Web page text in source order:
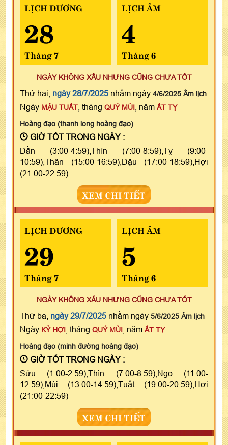
LỊCH DƯƠNG
28
Tháng 7
LỊCH ÂM
4
Tháng 6
NGÀY KHÔNG XẤU NHƯNG CŨNG CHƯA TỐT
Thứ hai, ngày 28/7/2025 nhằm ngày 4/6/2025 Âm lịch
Ngày MẬU TUẤT , tháng QUÝ MÙI , năm ẤT TỴ
Hoàng đạo (thanh long hoàng đạo)
GIỜ TỐT TRONG NGÀY :
Dần (3:00-4:59),Thìn (7:00-8:59),Tỵ (9:00-
10:59),Thân (15:00-16:59),Dậu (17:00-18:59),Hợi
(21:00-22:59)
XEM CHI TIẾT
LỊCH DƯƠNG
29
Tháng 7
LỊCH ÂM
5
Tháng 6
NGÀY KHÔNG XẤU NHƯNG CŨNG CHƯA TỐT
Thứ ba, ngày 29/7/2025 nhằm ngày 5/6/2025 Âm lịch
Ngày KỶ HỢI , tháng QUÝ MÙI , năm ẤT TỴ
Hoàng đạo (minh đường hoàng đạo)
GIỜ TỐT TRONG NGÀY :
Sửu (1:00-2:59),Thìn (7:00-8:59),Ngọ (11:00-
12:59),Mùi (13:00-14:59),Tuất (19:00-20:59),Hợi
(21:00-22:59)
XEM CHI TIẾT